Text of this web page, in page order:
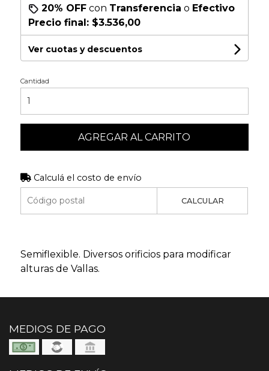
20% OFFcon Transferencia o Efectivo
Precio final: $3.536,00
Ver cuotas y descuentos
Cantidad
AGREGAR AL CARRITO
Calculá el costo de envío
CALCULAR
Semiflexible. Diversos orificios para modificar
alturas de Vallas.
MEDIOS DE PAGO